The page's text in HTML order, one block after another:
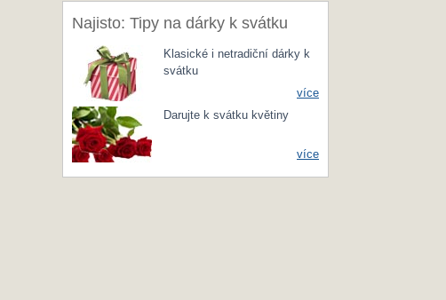
Najisto: Tipy na dárky k svátku
Klasické i netradiční dárky k
svátku
více
Darujte k svátku květiny
více